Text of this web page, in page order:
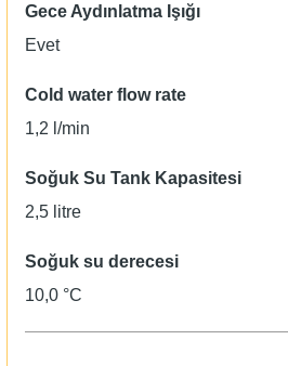
Gece Aydınlatma Işığı
Evet
Cold water flow rate
1,2 l/min
Soğuk Su Tank Kapasitesi
2,5 litre
Soğuk su derecesi
10,0 °C